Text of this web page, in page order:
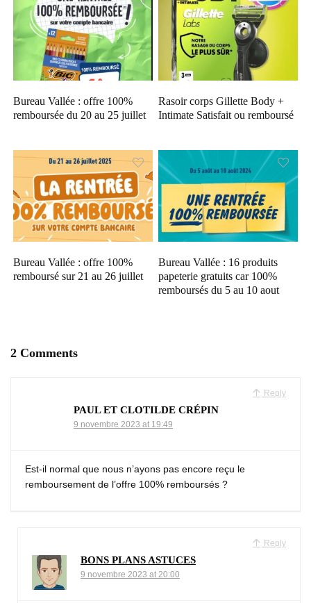
Bureau Vallée : offre 100%
remboursée du 20 au 25 juillet
Rasoir corps Gillette Body +
Intimate Satisfait ou remboursé
Bureau Vallée : offre 100%
remboursé sur 21 au 26 juillet
Bureau Vallée : 16 produits
papeterie gratuits car 100%
remboursés du 5 au 10 aout
2 Comments
Reply
PAUL ET CLOTILDE CRÉPIN
9 novembre 2023 at 19:49
Est-il normal que nous n’ayons pas encore reçu le
remboursement de l’offre 100% remboursés ?
Reply
BONS PLANS ASTUCES
9 novembre 2023 at 20:00